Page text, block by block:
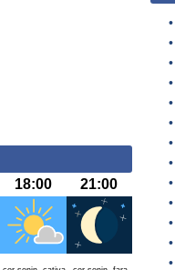
18:00 21:00
•
•
•
•
•
•
•
•
•
•
•
•
•